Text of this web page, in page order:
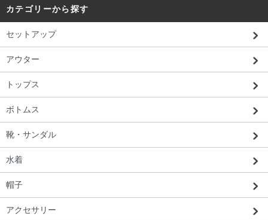
カテゴリーから探す
セットアップ
アウター
トップス
ボトムス
靴・サンダル
水着
帽子
アクセサリー